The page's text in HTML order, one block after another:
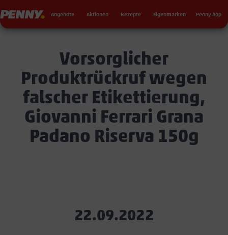
Penny Angebote Aktionen Rezepte Eigenmarken Penny App
Vorsorglicher
Produktrückruf wegen
falscher Etikettierung,
Giovanni Ferrari Grana
Padano Riserva 150g
22.09.2022